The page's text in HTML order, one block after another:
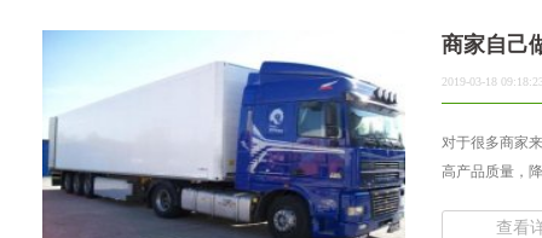
商家自己
2019-03-18
对于很多商家
高产品质量，
查看